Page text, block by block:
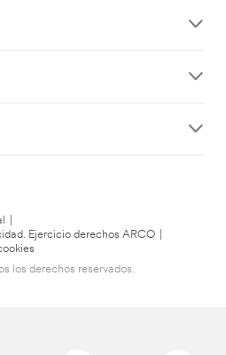
Ejercicio derechos ARCO
los derechos reservados.